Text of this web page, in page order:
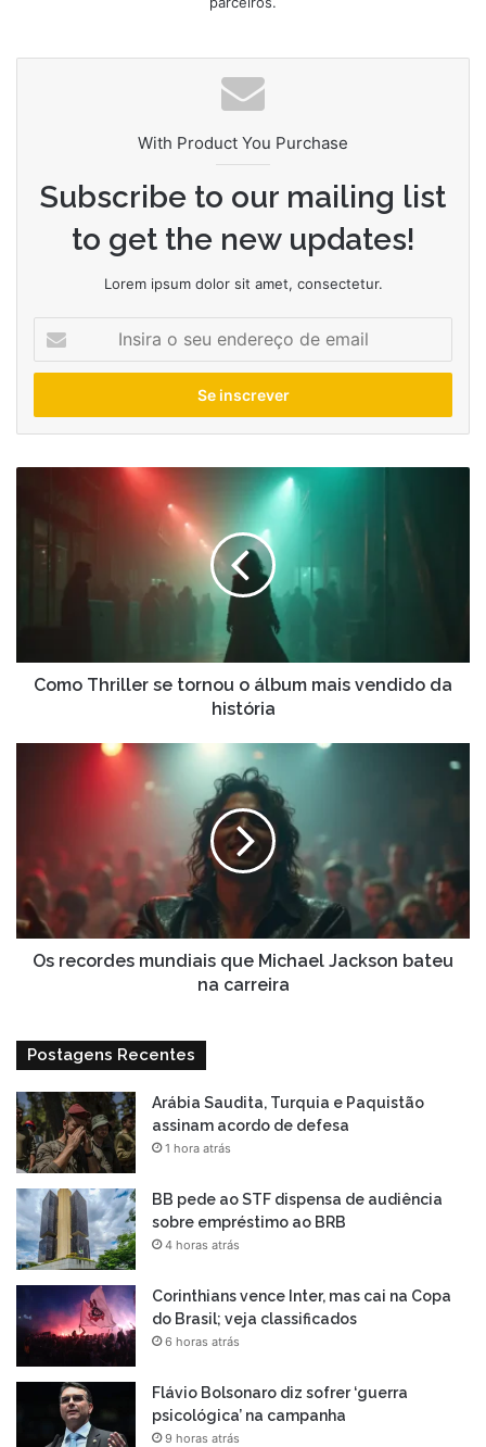
With Product You Purchase
Subscribe to our mailing list
to get the new updates!
Lorem ipsum dolor sit amet, consectetur.
seu
de
tornou
da
história
Como Thriller se tornou o álbum mais vendido da
história
Jackson
bateu
carreira
Os recordes mundiais que Michael Jackson bateu
na carreira
Postagens Recentes
Arábia Saudita, Turquia e Paquistão
assinam acordo de defesa
1 hora atrás
BB pede ao STF dispensa de audiência
sobre empréstimo ao BRB
4 horas atrás
Corinthians vence Inter, mas cai na Copa
do Brasil; veja classificados
6 horas atrás
Flávio Bolsonaro diz sofrer ‘guerra
psicológica’ na campanha
9 horas atrás